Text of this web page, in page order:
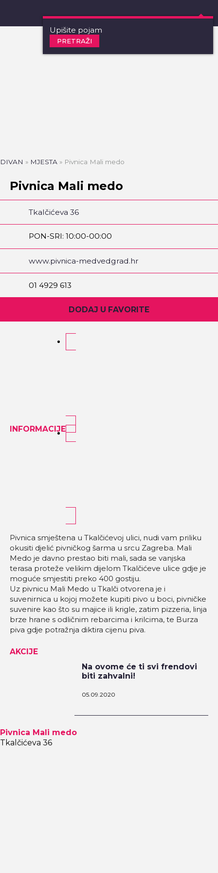
PRETRAŽI
DIVAN » MJESTA » Pivnica Mali medo
Pivnica Mali medo
Tkalčićeva 36
PON-SRI: 10:00-00:00
ČET-SUB: 10:00-1:00
NED: 12:00-00:00
www.pivnica-medvedgrad.hr
01 4929 613
DODAJ U FAVORITE
INFORMACIJE
Pivnica smještena u Tkalčićevoj ulici, nudi vam priliku
okusiti djelić pivničkog šarma u srcu Zagreba. Mali
Medo je davno prestao biti mali, sada se vanjska
terasa proteže velikim dijelom Tkalčićeve ulice gdje je
moguće smjestiti preko 400 gostiju.
Uz pivnicu Mali Medo u Tkalči otvorena je i
suvenirnica u kojoj možete kupiti pivo u boci, pivničke
suvenire kao što su majice ili krigle, zatim pizzeria, linja
brze hrane s odličnim rebarcima i krilcima, te Burza
piva gdje potražnja diktira cijenu piva.
AKCIJE
Na ovome će ti svi frendovi
biti zahvalni!
05.09.2020
Pivnica Mali medo
Tkalčićeva 36